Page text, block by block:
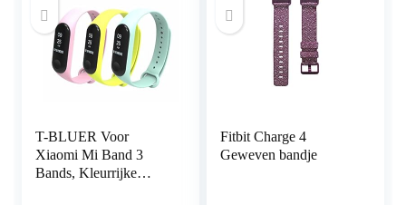
T-BLUER Voor
Xiaomi Mi Band 3
Bands, Kleurrijke
Fitbit Charge 4
Geweven bandje